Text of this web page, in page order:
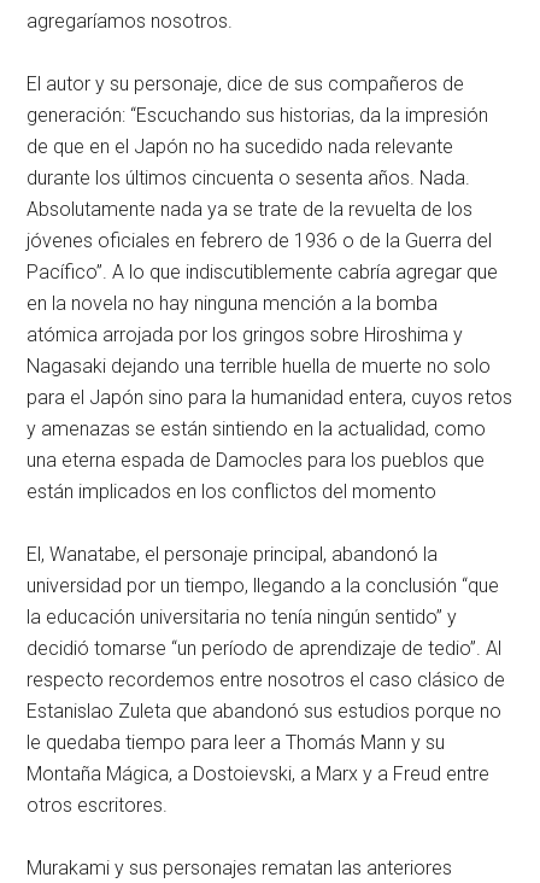
agregaríamos nosotros.
El autor y su personaje, dice de sus compañeros de
generación: “Escuchando sus historias, da la impresión
de que en el Japón no ha sucedido nada relevante
durante los últimos cincuenta o sesenta años. Nada.
Absolutamente nada ya se trate de la revuelta de los
jóvenes oficiales en febrero de 1936 o de la Guerra del
Pacífico”. A lo que indiscutiblemente cabría agregar que
en la novela no hay ninguna mención a la bomba
atómica arrojada por los gringos sobre Hiroshima y
Nagasaki dejando una terrible huella de muerte no solo
para el Japón sino para la humanidad entera, cuyos retos
y amenazas se están sintiendo en la actualidad, como
una eterna espada de Damocles para los pueblos que
están implicados en los conflictos del momento
El, Wanatabe, el personaje principal, abandonó la
universidad por un tiempo, llegando a la conclusión “que
la educación universitaria no tenía ningún sentido” y
decidió tomarse “un período de aprendizaje de tedio”. Al
respecto recordemos entre nosotros el caso clásico de
Estanislao Zuleta que abandonó sus estudios porque no
le quedaba tiempo para leer a Thomás Mann y su
Montaña Mágica, a Dostoievski, a Marx y a Freud entre
otros escritores.
Murakami y sus personajes rematan las anteriores